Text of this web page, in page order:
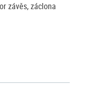
závěs, záclona